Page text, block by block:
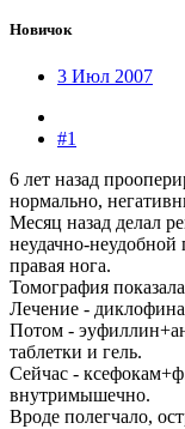
Новичок
3 Июл 2007
#1
6 лет назад
нормально,
Месяц назад делал
неудачно-неудобной
правая нога.
Томография
Лечение -
Потом -
таблетки и гель.
Сейчас -
внутримышечно.
Вроде полегчало,